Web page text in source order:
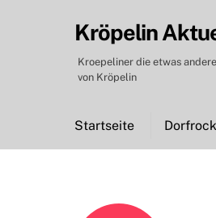
Kröpelin
Kroepeliner die etwas
von Kröpelin
Startseite Dorfrock